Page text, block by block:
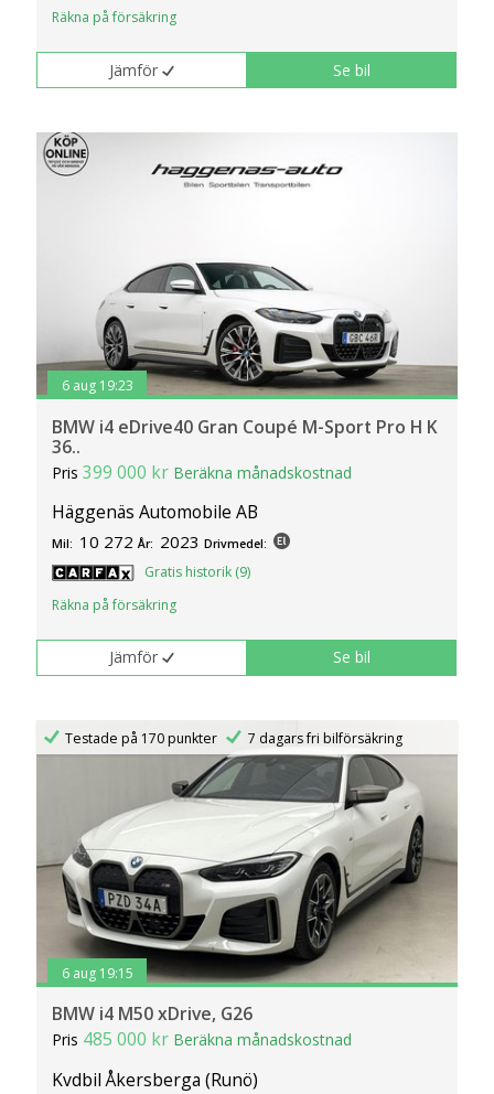
Räkna på försäkring
Jämför Se bil
6 aug 19:23
BMW i4 eDrive40 Gran Coupé M-Sport Pro H K
36..
Pris399 000 kr Beräkna månadskostnad
Häggenäs Automobile AB
Mil: 10 272 År: 2023 Drivmedel:
Gratis historik (9)
Räkna på försäkring
Jämför Se bil
Testade på 170 punkter 7 dagars fri bilförsäkring
6 aug 19:15
BMW i4 M50 xDrive, G26
Pris 485 000 kr Beräkna månadskostnad
Kvdbil Åkersberga (Runö)